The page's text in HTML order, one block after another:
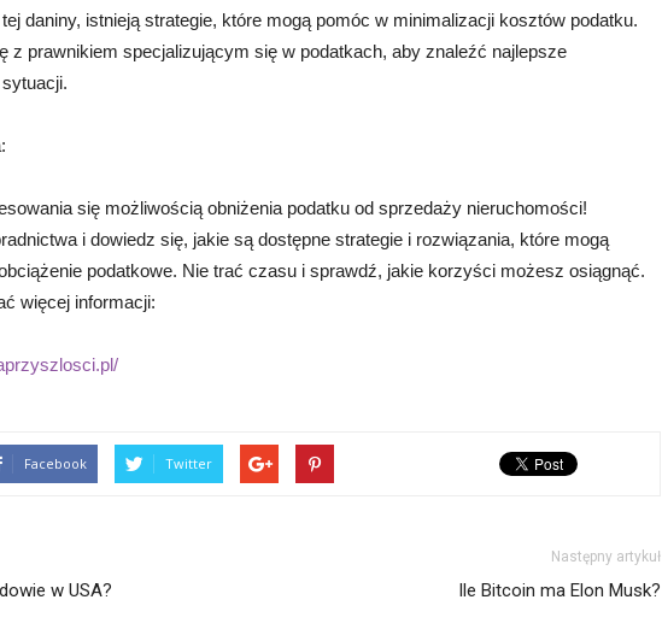
daniny, istnieją strategie, które mogą pomóc w minimalizacji kosztów podatku.
z prawnikiem specjalizującym się w podatkach, aby znaleźć najlepsze
się możliwością obniżenia podatku od sprzedaży nieruchomości!
i dowiedz się, jakie są dostępne strategie i rozwiązania, które mogą
podatkowe. Nie trać czasu i sprawdź, jakie korzyści możesz osiągnąć.
więcej informacji:
Facebook Twitter
w USA?
Następny artykuł
Ile Bitcoin ma Elon Musk?